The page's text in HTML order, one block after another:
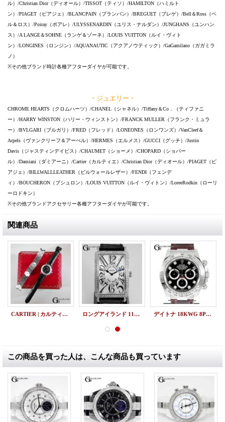
ル）/Christian Dior（ディオール）/TISSOT（ティソ）/HAMILTON（ハミルト
ン）/PIAGET（ピアジェ）/BLANCPAIN（ブランパン）/BREGUET（ブレゲ）/Bell＆Ross（ベ
ル＆ロス）/Poiray（ポアレ）/ULYSSENARDIN（ユリス・ナルダン）/JUNGHANS（ユンハン
ス）/A LANGE＆SOHNE（ランゲ＆ゾーネ）/LOUIS VUITTON（ルイ・ヴィト
ン）/LONGINES（ロンジン）/AQUANAUTIC（アクアノウティック）/GaGamilano（ガガミラ
ノ）
※その他ブランド時計各種アフターダイヤが可能です。
・ジュエリー・
CHROME HEARTS（クロムハーツ）/CHANEL（シャネル）/Tiffany＆Co．（ティファニ
ー）/HARRY WINSTON（ハリー・ウィンストン）/FRANCK MULLER（フランク・ミュラ
ー）/BVLGARI（ブルガリ）/FRED（フレッド）/LONEONES（ロンワンズ）/VanCleef＆
Arpels（ヴァンクリーフ＆アーぺル）/HERMES（エルメス）/GUCCI（グッチ）/Justin
Davis（ジャスティンデイビス）/CHAUMET（ショーメ）/CHOPARD（ショパー
ル）/Damiani（ダミアーニ）/Cartier（カルティエ）/Christian Dior（ディオール）/PIAGET（ピ
アジェ）/BILLWALLLEATHER（ビルウォールレザー）/FENDI（フェンデ
ィ）/BOUCHERON（ブシュロン）/LOUIS VUITTON（ルイ・ヴィトン）/LoreeRodkin（ローリ
ーロドキン）
※その他ブランドアクセサリー各種アフターダイヤが可能です。
関連商品
CARTIER | カルティエ パシャC 35 ビッグデイト レザーベルト交換 ロングアイランド 1150SC アフターダイヤ デイトナ 18KWG 8Pダイヤ文字盤 116519G 買取
この商品を買った人は、こんな商品も買っています